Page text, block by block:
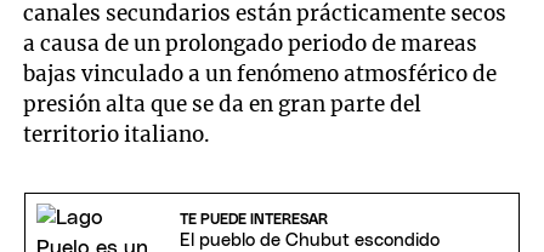
canales secundarios están prácticamente secos
a causa de un prolongado periodo de mareas
bajas vinculado a un fenómeno atmosférico de
presión alta que se da en gran parte del
territorio italiano.
TE PUEDE INTERESAR
El pueblo de Chubut escondido